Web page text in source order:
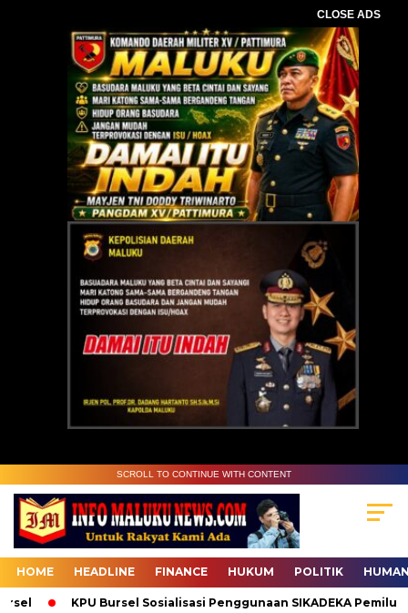
CLOSE ADS
SCROLL TO CONTINUE WITH CONTENT
HOME HEADLINE FINANCE HUKUM POLITIK
KPU Bursel Sosialisasi Penggunaan SIKADEKA Pemilu